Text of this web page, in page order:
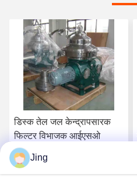
डिस्क तेल जल केन्द्रापसारक
फिल्टर विभाजक आईएसओ
सबसे अच्छी कीमत पाएं
Jing